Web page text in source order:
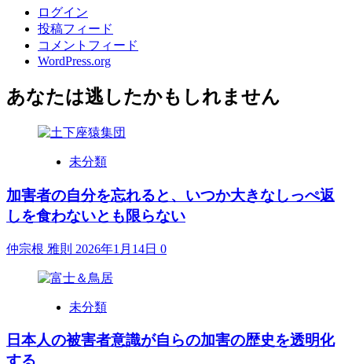
ログイン
投稿フィード
コメントフィード
WordPress.org
あなたは逃したかもしれません
未分類
加害者の自分を忘れると、いつか大きなしっぺ返
しを食わないとも限らない
仲宗根 雅則 2026年1月14日 0
未分類
日本人の被害者意識が自らの加害の歴史を透明化
する